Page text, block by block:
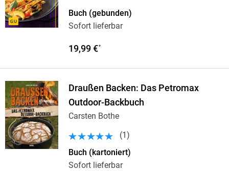
Buch (gebunden)
Sofort lieferbar
19,99 €*
Draußen Backen: Das Petromax
Outdoor-Backbuch
Carsten Bothe
(1 )
Buch (kartoniert)
Sofort lieferbar